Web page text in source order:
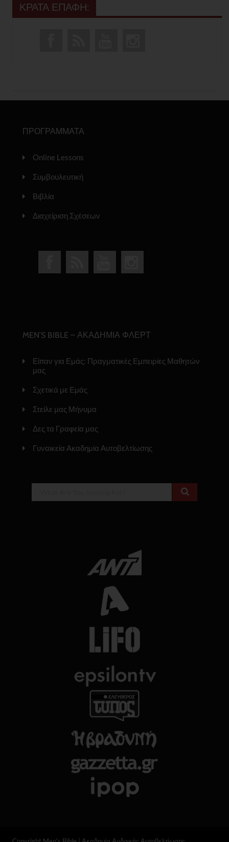
ΚΡΑΤΑ ΕΠΑΦΗ:
ΠΡΟΓΡΑΜΜΑΤΑ
Online Lessons
Συμβουλευτική
Βιβλία
Διαχείριση Σχέσεων
MEN’S BIBLE – ΑΚΑΔΗΜΙΑ ΦΛΕΡΤ
Είπαν για Εμάς: Πραγματικές Εμπειρίες Μαθητών
μας
Σχετικά με Εμάς
Στείλε μας Μήνυμα
Δες τα Γραφεία μας
Γυναικεία Ακαδημία Αυτοβελτίωσης